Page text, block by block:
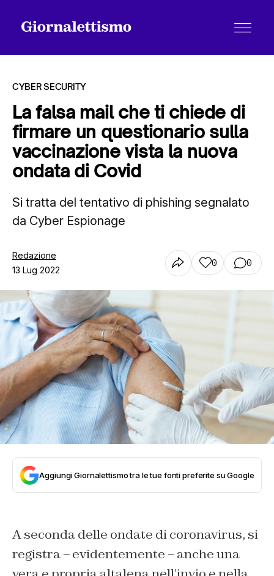
Tutti gli articoli
Contatti
CYBER SECURITY
La falsa mail che ti chiede di
firmare un questionario sulla
vaccinazione vista la nuova
ondata di Covid
Si tratta del tentativo di phishing segnalato
da Cyber Espionage
Redazione
13 Lug 2022
0 0
Aggiungi Giornalettismo tra le tue fonti preferite su Google
A seconda delle ondate di coronavirus, si
registra – evidentemente – anche una